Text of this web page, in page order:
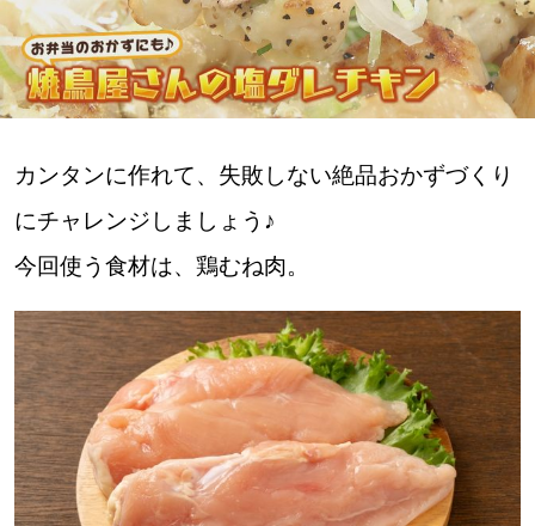
SitakkeTV
all
札幌
道北
道南
道東
道央
カンタンに作れて、失敗しない絶品おかずづくり
にチャレンジしましょう♪
今回使う食材は、鶏むね肉。